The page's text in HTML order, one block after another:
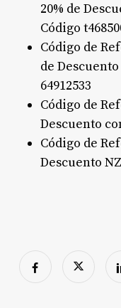
20% de
Código
Código de
de
64912533
Código de
Descuento
Código de
Descuento